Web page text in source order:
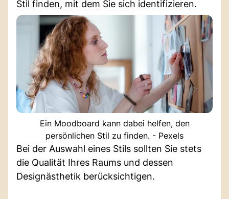
Stil finden, mit dem Sie sich identifizieren.
Ein Moodboard kann dabei helfen, den
persönlichen Stil zu finden. - Pexels
Bei der Auswahl eines Stils sollten Sie stets
die Qualität Ihres Raums und dessen
Designästhetik berücksichtigen.